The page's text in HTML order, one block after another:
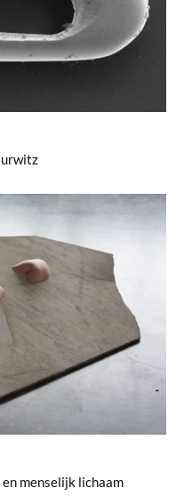
menselijk lichaam